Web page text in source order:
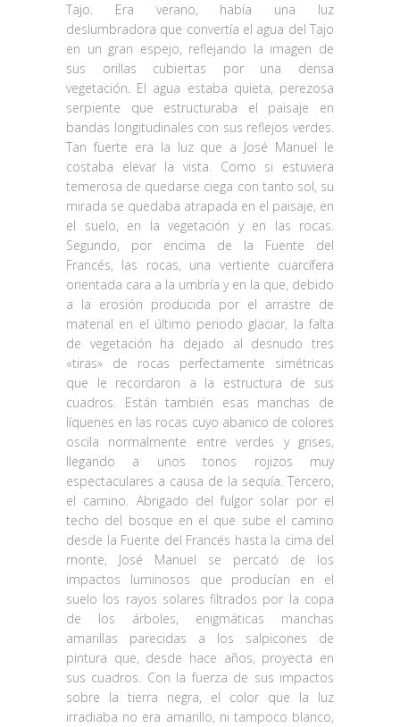
Tajo. Era verano, había una luz
deslumbradora que convertía el agua del Tajo
en un gran espejo, reflejando la imagen de
sus orillas cubiertas por una densa
vegetación. El agua estaba quieta, perezosa
serpiente que estructuraba el paisaje en
bandas longitudinales con sus reflejos verdes.
Tan fuerte era la luz que a José Manuel le
costaba elevar la vista. Como si estuviera
temerosa de quedarse ciega con tanto sol, su
mirada se quedaba atrapada en el paisaje, en
el suelo, en la vegetación y en las rocas.
Segundo, por encima de la Fuente del
Francés, las rocas, una vertiente cuarcífera
orientada cara a la umbría y en la que, debido
a la erosión producida por el arrastre de
material en el último periodo glaciar, la falta
de vegetación ha dejado al desnudo tres
«tiras» de rocas perfectamente simétricas
que le recordaron a la estructura de sus
cuadros. Están también esas manchas de
líquenes en las rocas cuyo abanico de colores
oscila normalmente entre verdes y grises,
llegando a unos tonos rojizos muy
espectaculares a causa de la sequía. Tercero,
el camino. Abrigado del fulgor solar por el
techo del bosque en el que sube el camino
desde la Fuente del Francés hasta la cima del
monte, José Manuel se percató de los
impactos luminosos que producían en el
suelo los rayos solares filtrados por la copa
de los árboles, enigmáticas manchas
amarillas parecidas a los salpicones de
pintura que, desde hace años, proyecta en
sus cuadros. Con la fuerza de sus impactos
sobre la tierra negra, el color que la luz
irradiaba no era amarillo, ni tampoco blanco,